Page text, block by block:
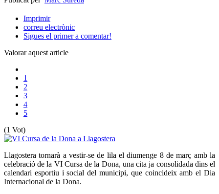
Imprimir
correu electrònic
Sigues el primer a comentar!
Valorar aquest article
1
2
3
4
5
(1 Vot)
Llagostera tornarà a vestir-se de lila el diumenge 8 de març amb la
celebració de la VI Cursa de la Dona, una cita ja consolidada dins el
calendari esportiu i social del municipi, que coincideix amb el Dia
Internacional de la Dona.